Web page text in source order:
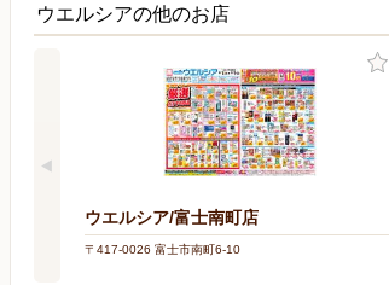
ウエルシアの他のお店
ウエルシア/富士南町店
〒417-0026 富士市南町6-10